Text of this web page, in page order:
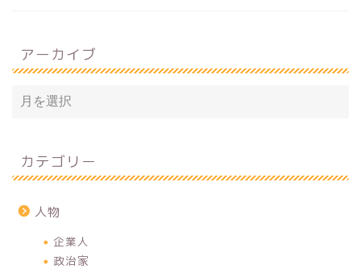
アーカイブ
カテゴリー
人物
企業人
政治家